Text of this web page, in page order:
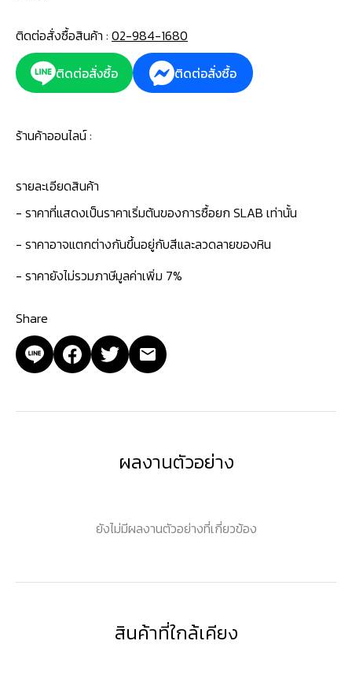
ติดต่อสั่งซื้อสินค้า : 02-984-1680
ติดต่อสั่งซื้อ
ติดต่อสั่งซื้อ
ร้านค้าออนไลน์ :
รายละเอียดสินค้า
- ราคาที่แสดงเป็นราคาเริ่มต้นของการซื้อยก SLAB เท่านั้น
- ราคาอาจแตกต่างกันขึ้นอยู่กับสีและลวดลายของหิน
- ราคายังไม่รวมภาษีมูลค่าเพิ่ม 7%
Share
ผลงานตัวอย่าง
ยังไม่มีผลงานตัวอย่างที่เกี่ยวข้อง
สินค้าที่ใกล้เคียง